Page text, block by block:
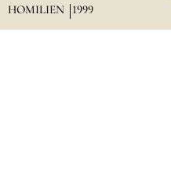
HOMILIEN 1999